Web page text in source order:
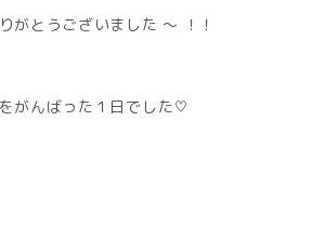
がとうございました 〜 ！！
がんばった１日でした♡